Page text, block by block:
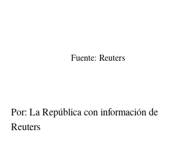
Fuente: Reuters
Por: La República con información de
Reuters